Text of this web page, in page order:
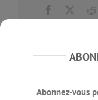
Facebook
Abonnez-vous